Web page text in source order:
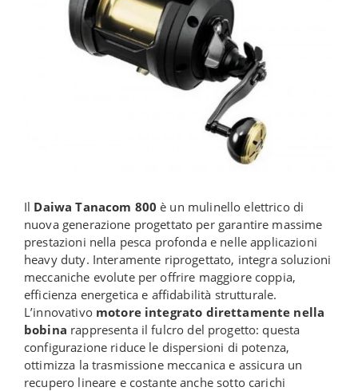
Il Daiwa Tanacom 800 è un mulinello elettrico di
nuova generazione progettato per garantire massime
prestazioni nella pesca profonda e nelle applicazioni
heavy duty. Interamente riprogettato, integra soluzioni
meccaniche evolute per offrire maggiore coppia,
efficienza energetica e affidabilità strutturale.
L’innovativo motore integrato direttamente nella
bobina rappresenta il fulcro del progetto: questa
configurazione riduce le dispersioni di potenza,
ottimizza la trasmissione meccanica e assicura un
recupero lineare e costante anche sotto carichi